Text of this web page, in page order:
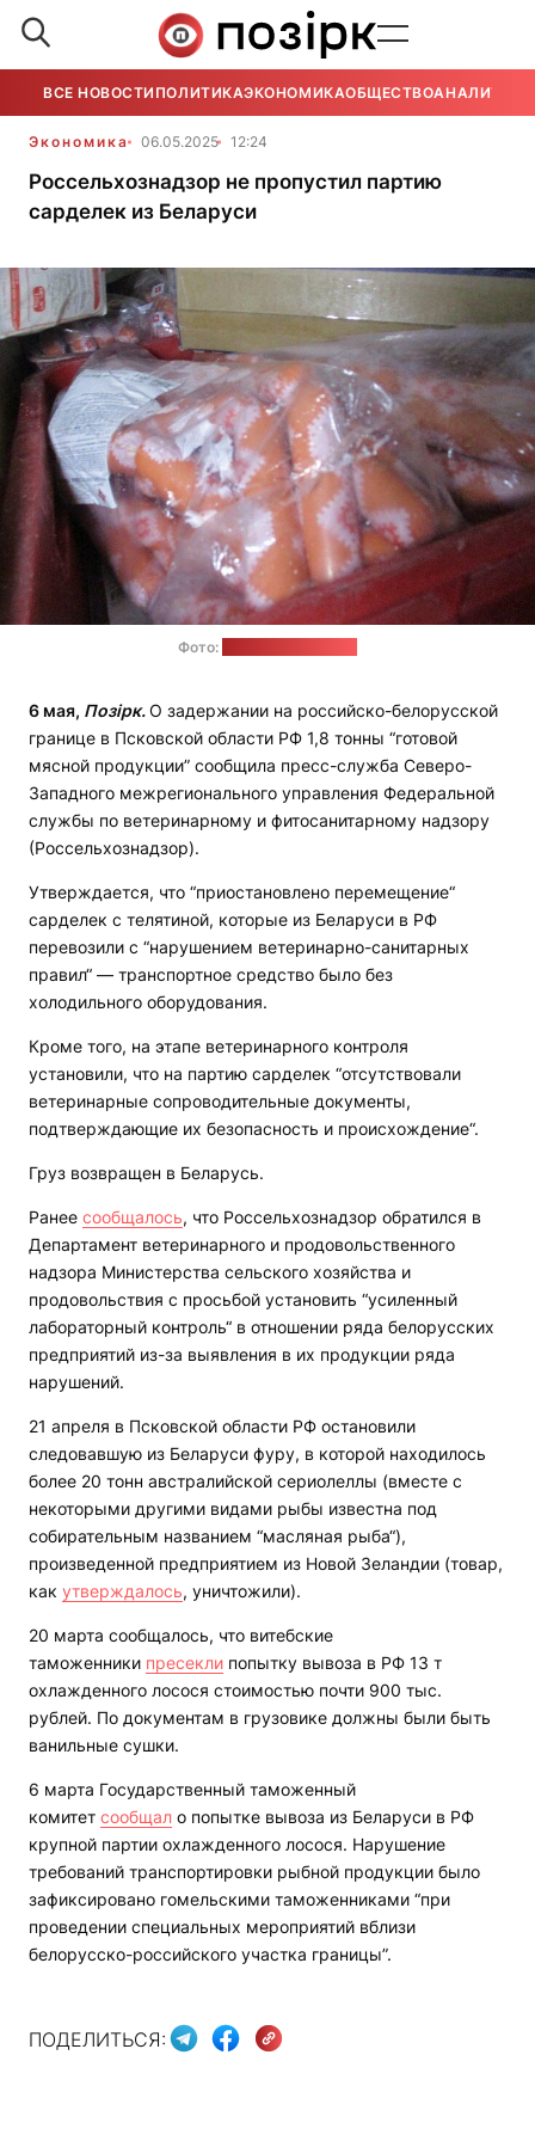
ВСЕ НОВОСТИ ПОЛИТИКАЭКОНОМИКАОБЩЕСТВОАНАЛИТИКА
Экономика 06.05.2025 12:24
Россельхознадзор не пропустил партию
сарделек из Беларуси
Фото:
6 мая, Позірк.О задержании на российско-белорусской
границе в Псковской области РФ 1,8 тонны “готовой
мясной продукции” сообщила пресс-служба Северо-
Западного межрегионального управления Федеральной
службы по ветеринарному и фитосанитарному надзору
(Россельхознадзор).
Утверждается, что “приостановлено перемещение“
сарделек с телятиной, которые из Беларуси в РФ
перевозили с “нарушением ветеринарно-санитарных
правил“ — транспортное средство было без
холодильного оборудования.
Кроме того, на этапе ветеринарного контроля
установили, что на партию сарделек “отсутствовали
ветеринарные сопроводительные документы,
подтверждающие их безопасность и происхождение“.
Груз возвращен в Беларусь.
Ранее сообщалось, что Россельхознадзор обратился в
Департамент ветеринарного и продовольственного
надзора Министерства сельского хозяйства и
продовольствия с просьбой установить “усиленный
лабораторный контроль“ в отношении ряда белорусских
предприятий из-за выявления в их продукции ряда
нарушений.
21 апреля в Псковской области РФ остановили
следовавшую из Беларуси фуру, в которой находилось
более 20 тонн австралийской сериолеллы (вместе с
некоторыми другими видами рыбы известна под
собирательным названием “масляная рыба“),
произведенной предприятием из Новой Зеландии (товар,
как утверждалось, уничтожили).
20 марта сообщалось, что витебские
таможенники пресекли попытку вывоза в РФ 13 т
охлажденного лосося стоимостью почти 900 тыс.
рублей. По документам в грузовике должны были быть
ванильные сушки.
6 марта Государственный таможенный
комитет сообщал о попытке вывоза из Беларуси в РФ
крупной партии охлажденного лосося. Нарушение
требований транспортировки рыбной продукции было
зафиксировано гомельскими таможенниками “при
проведении специальных мероприятий вблизи
белорусско-российского участка границы”.
ПОДЕЛИТЬСЯ: